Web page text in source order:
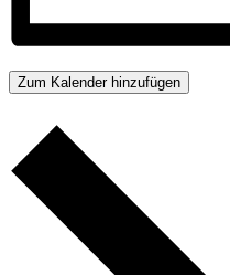
Zum Kalender hinzufügen